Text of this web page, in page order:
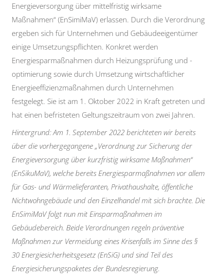
Energieversorgung über mittelfristig wirksame
Maßnahmen“ (EnSimiMaV) erlassen. Durch die Verordnung
ergeben sich für Unternehmen und Gebäudeeigentümer
einige Umsetzungspflichten. Konkret werden
Energiesparmaßnahmen durch Heizungsprüfung und -
optimierung sowie durch Umsetzung wirtschaftlicher
Energieeffizienzmaßnahmen durch Unternehmen
festgelegt. Sie ist am 1. Oktober 2022 in Kraft getreten und
hat einen befristeten Geltungszeitraum von zwei Jahren.
Hintergrund: Am 1. September 2022 berichteten wir bereits
über die vorhergegangene „Verordnung zur Sicherung der
Energieversorgung über kurzfristig wirksame Maßnahmen“
(EnSikuMaV), welche bereits Energiesparmaßnahmen vor allem
für Gas- und Wärmelieferanten, Privathaushalte, öffentliche
Nichtwohngebäude und den Einzelhandel mit sich brachte. Die
EnSimiMaV folgt nun mit Einsparmaßnahmen im
Gebäudebereich. Beide Verordnungen regeln präventive
Maßnahmen zur Vermeidung eines Krisenfalls im Sinne des §
30 Energiesicherheitsgesetz (EnSiG) und sind Teil des
Energiesicherungspaketes der Bundesregierung.